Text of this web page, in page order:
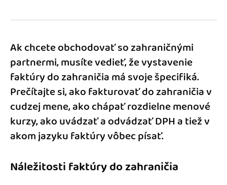
Ak chcete obchodovať so zahraničnými
partnermi, musíte vedieť, že vystavenie
faktúry do zahraničia má svoje špecifiká.
Prečítajte si, ako fakturovať do zahraničia v
cudzej mene, ako chápať rozdielne menové
kurzy, ako uvádzať a odvádzať DPH a tiež v
akom jazyku faktúry vôbec písať.
Náležitosti faktúry do zahraničia